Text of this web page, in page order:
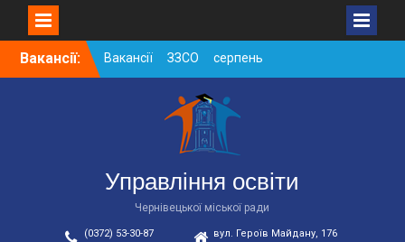
SkipВакансії:
Вакансії ЗЗСО серпень
2026
Вакансії ЗЗСО червень
Вакансії у ЗДО та
дошкільних підрозділах
ЗЗСО станом на
01.08.2026 р.
Управління освіти
Чернівецької міської ради
(0372) 53-30-87
вул. Героїв Майдану, 176